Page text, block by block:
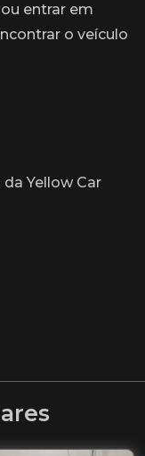
entrar em
o veículo
Yellow Car